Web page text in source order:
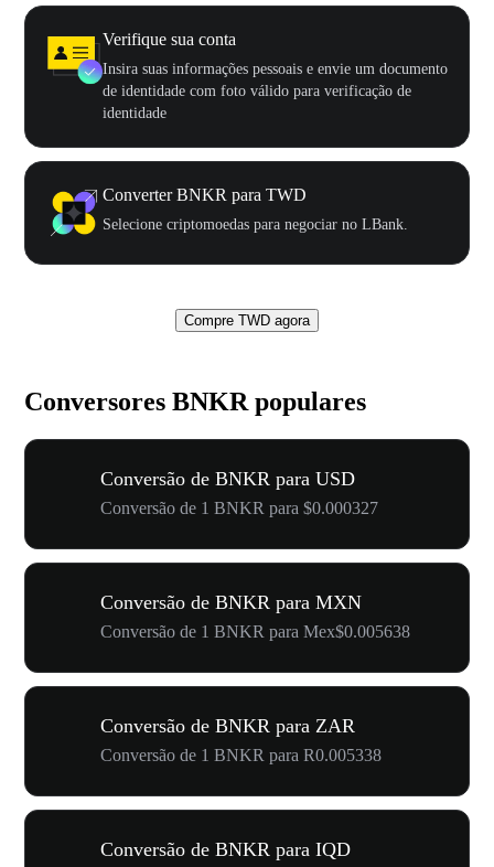
Verifique sua conta
Insira suas informações pessoais e envie um documento
de identidade com foto válido para verificação de
identidade
Converter BNKR para TWD
Selecione criptomoedas para negociar no LBank.
Compre TWD agora
Conversores BNKR populares
Conversão de BNKR para USD
Conversão de 1 BNKR para $0.000327
Conversão de BNKR para MXN
Conversão de 1 BNKR para Mex$0.005638
Conversão de BNKR para ZAR
Conversão de 1 BNKR para R0.005338
Conversão de BNKR para IQD